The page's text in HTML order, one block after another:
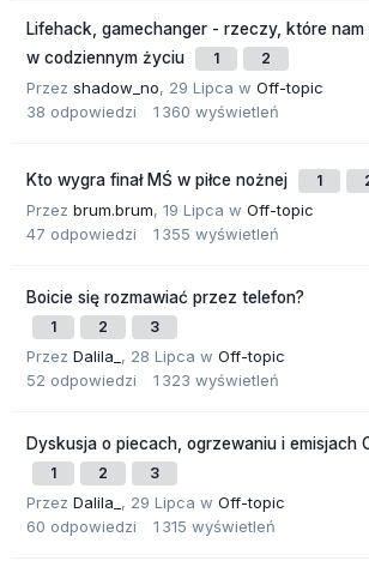
Lifehack, gamechanger - rzeczy, które nam
w codziennym życiu
1 2
Przez shadow_no, 29 Lipca w Off-topic
38 odpowiedzi 1 360 wyświetleń
Kto wygra finał MŚ w piłce nożnej 1
Przez brum.brum, 19 Lipca w Off-topic
47 odpowiedzi 1 355 wyświetleń
Boicie się rozmawiać przez telefon?
1 2 3
Przez Dalila_ , 28 Lipca w Off-topic
52 odpowiedzi 1 323 wyświetleń
Dyskusja o piecach, ogrzewaniu i emisjach
1 2 3
Przez Dalila_ , 29 Lipca w Off-topic
60 odpowiedzi 1 315 wyświetleń